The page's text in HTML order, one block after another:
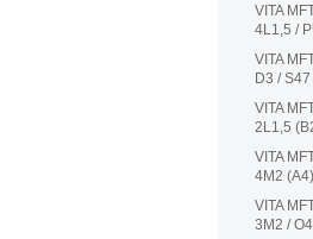
VITA
4L1,5 /
VITA
D3 /
VITA
2L1,5
VITA
4M2
VITA
3M2 /